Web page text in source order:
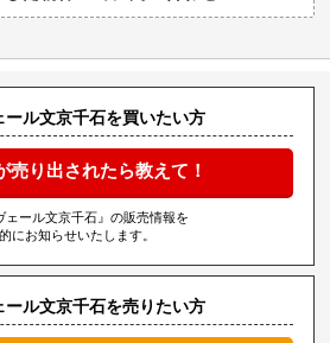
ール文京千石を買いたい方
売り出されたら教えて！
ェール文京千石』の販売情報を
にお知らせいたします。
ール文京千石を売りたい方